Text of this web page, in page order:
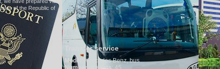
service
Mercedes Benz, bus
of seats